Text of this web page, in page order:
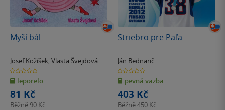
Myší bál
Josef Kožíšek, Vlasta Švejdová
0.0
z
5
hvězdiček
leporelo
81 Kč
Běžně 90 Kč
Striebro pre Paľa
Ján Bednarič
0.0
z
5
hvězdiček
pevná vazba
403 Kč
Běžně450 Kč